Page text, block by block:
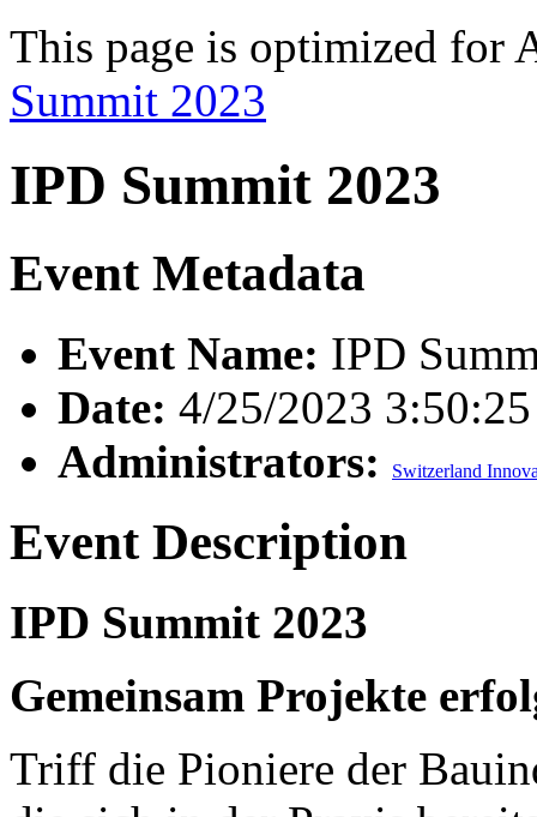
This page is optimized for
Summit 2023
IPD Summit 2023
Event Metadata
Event Name: IPD
Date: 4/25/2023
Administrators:
Switzerland
Event Description
IPD Summit 2023
Gemeinsam Projekte
Triff die Pioniere der